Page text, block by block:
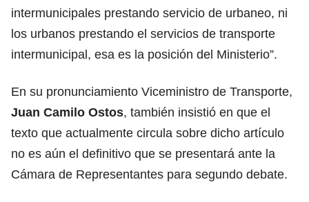
intermunicipales prestando servicio de urbaneo, ni
los urbanos prestando el servicios de transporte
intermunicipal, esa es la posición del Ministerio”.
En su pronunciamiento Viceministro de Transporte,
Juan Camilo Ostos, también insistió en que el
texto que actualmente circula sobre dicho artículo
no es aún el definitivo que se presentará ante la
Cámara de Representantes para segundo debate.